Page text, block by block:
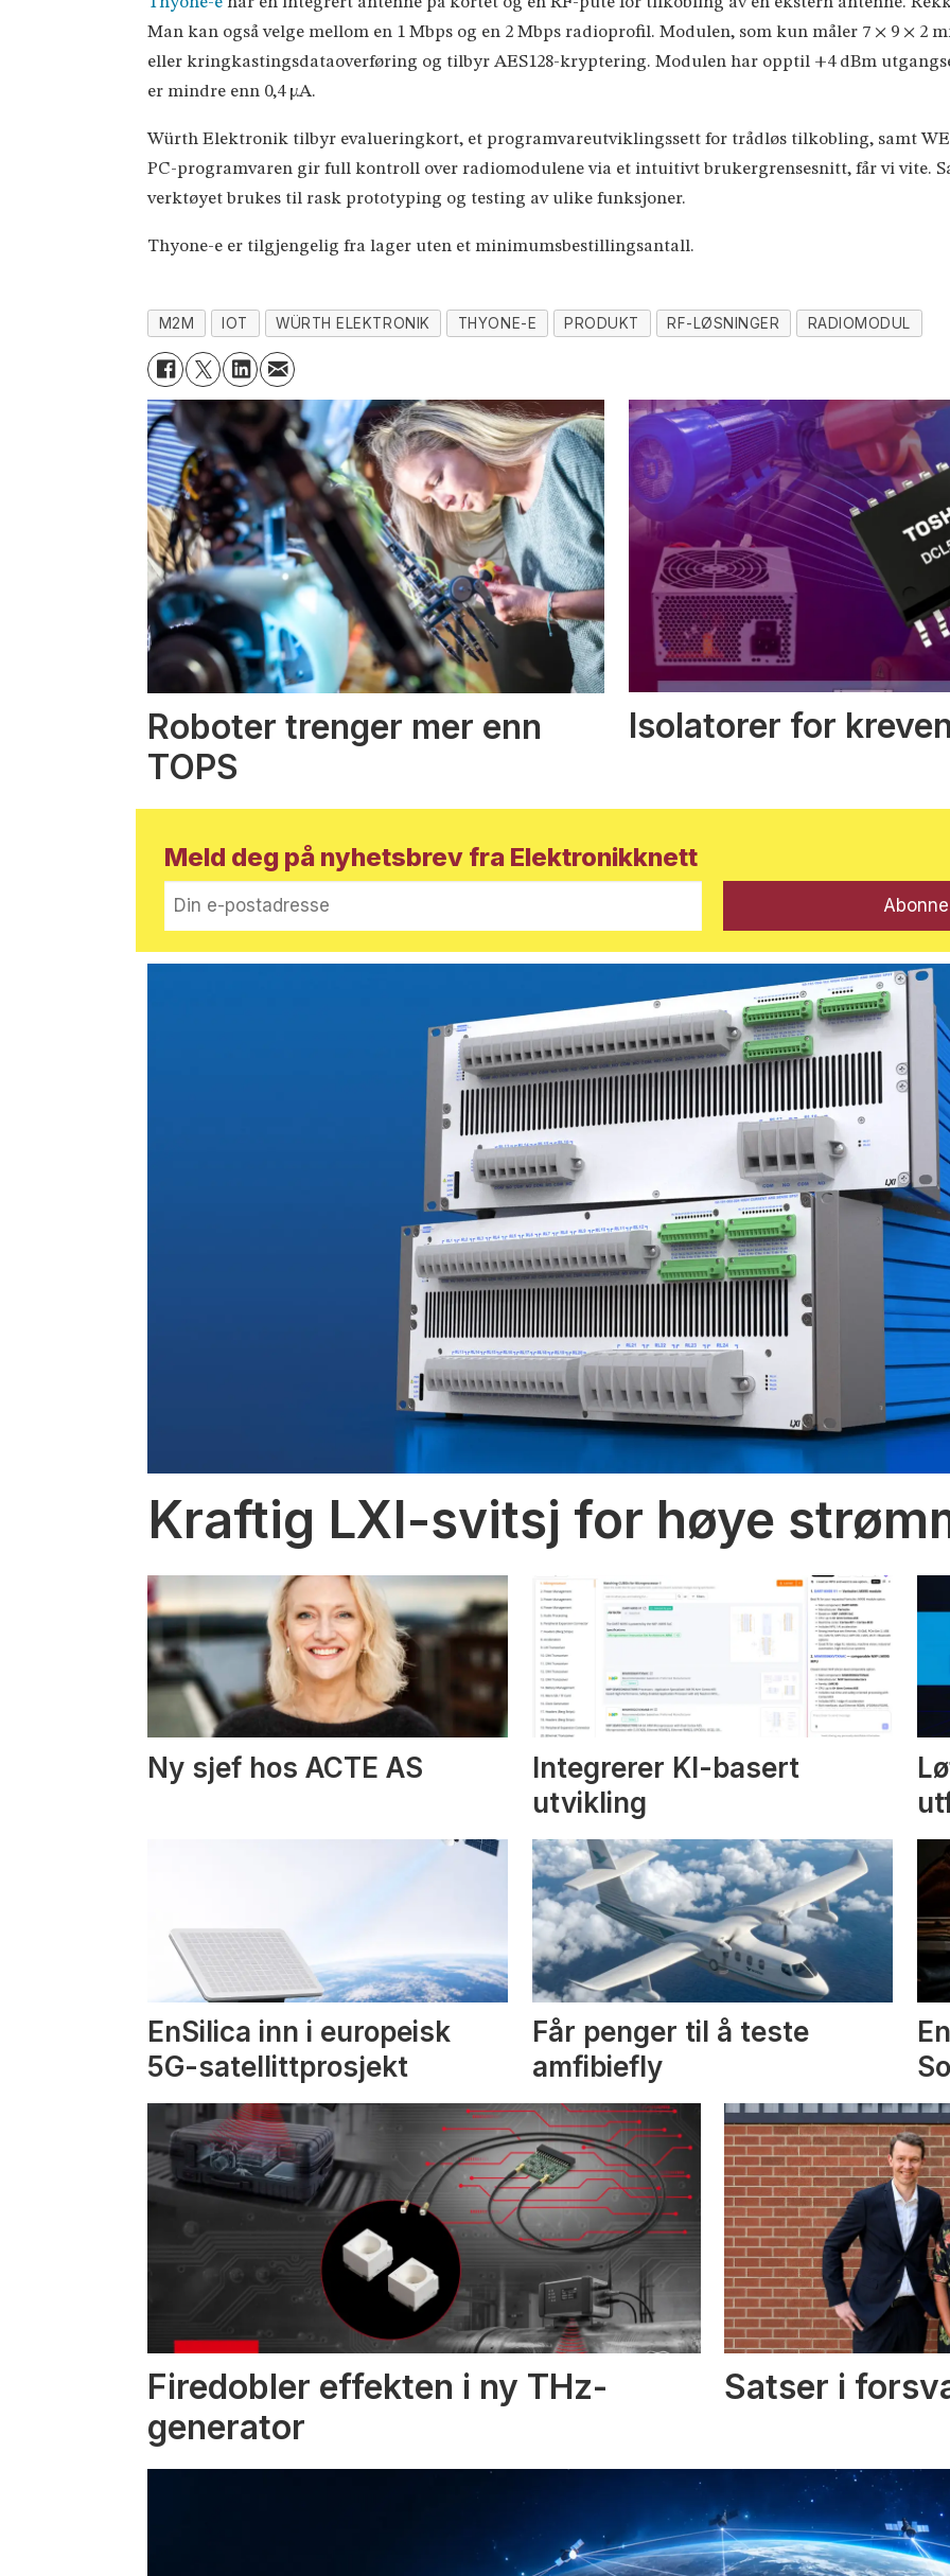
Man kan også velge mellom en 1 Mbps og en 2 Mbps radioprofil. Modulen, som kun måler 7 × 9 × 2
eller kringkastingsdataoverføring og tilbyr AES128-kryptering. Modulen har opptil +4 dBm
er mindre enn 0,4 µA.
Würth Elektronik tilbyr evalueringkort, et programvareutviklingssett for trådløs tilkobling, samt
PC-programvaren gir full kontroll over radiomodulene via et intuitivt brukergrensesnitt, får vi vite.
verktøyet brukes til rask prototyping og testing av ulike funksjoner.
Thyone-e er tilgjengelig fra lager uten et minimumsbestillingsantall.
M2M IOT WÜRTH ELEKTRONIK THYONE-E PRODUKT RF-LØSNINGER RADIOMODUL
Roboter trenger mer enn
TOPS
Isolatorer for
Meld deg på nyhetsbrev fra Elektronikknett
Kraftig LXI-svitsj for høye
Ny sjef hos ACTE AS
Integrerer KI-basert
utvikling
EnSilica inn i europeisk
5G-satellittprosjekt
Får penger til å teste
amfibiefly
Firedobler effekten i ny THz-
generator
Satser i